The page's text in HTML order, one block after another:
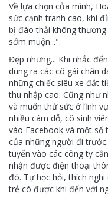
Về lựa chọn của mình,
sức cạnh tranh cao, khi
bị đào thải không
sớm muộn...".
Đẹp nhưng... Khi nhắc
dung ra các cô gái chân
những chiếc siêu xe đắt
thu nhập cao. Cũng như
và muốn thử sức ở lĩnh
nhiều cám dỗ, cô sinh
vào Facebook và một số
của những người đi
tuyển vào các công ty
nhận được điện thoại
đó. Tự học hỏi, thích
trẻ có được khi đến với